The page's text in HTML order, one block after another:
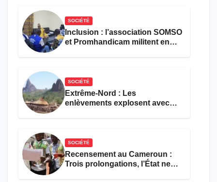
SOCIÉTÉ
Inclusion : l’association SOMSO
et Promhandicam militent en
SOCIÉTÉ
Extrême-Nord : Les
enlèvements explosent avec
SOCIÉTÉ
Recensement au Cameroun :
Trois prolongations, l’État ne